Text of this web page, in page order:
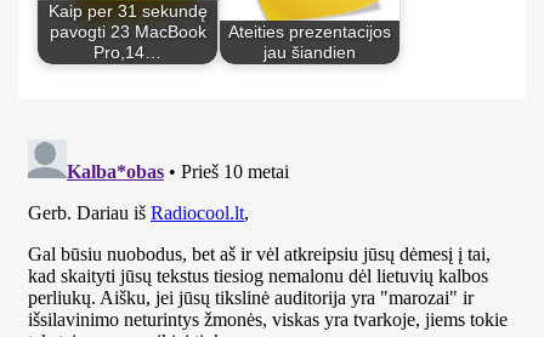
Kaip per 31 sekundę
pavogti 23 MacBook
Pro,14…
Ateities prezentacijos
jau šiandien